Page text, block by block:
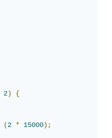
2) {
(2 * 15000);